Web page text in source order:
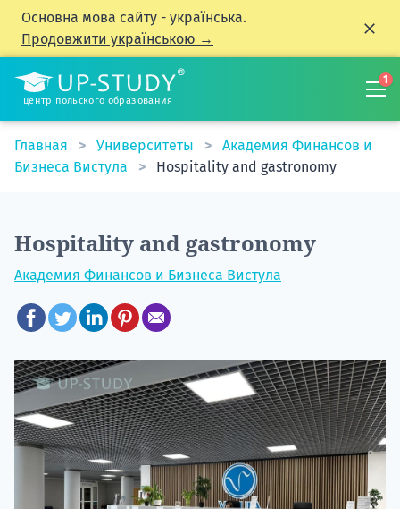
Основна мова сайту - українська.
Продовжити українською →
центр польского образования
1
Главная Университеты
Академия Финансов и
Бизнеса Вистула
Hospitality and gastronomy
Hospitality and gastronomy
Академия Финансов и Бизнеса Вистула